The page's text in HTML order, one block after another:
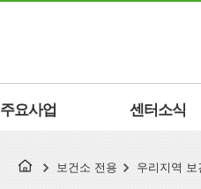
주요사업 센터소식
보건소 전용 우리지역